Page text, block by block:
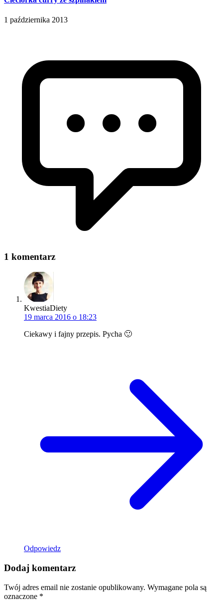
1 października 2013
1 komentarz
KwestiaDiety
19 marca 2016 o 18:23
Ciekawy i fajny przepis. Pycha 🙂
Odpowiedz
Dodaj komentarz
Twój adres email nie zostanie opublikowany. Wymagane pola są
oznaczone *